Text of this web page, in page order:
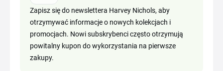
Zapisz się do newslettera Harvey Nichols, aby
otrzymywać informacje o nowych kolekcjach i
promocjach. Nowi subskrybenci często otrzymują
powitalny kupon do wykorzystania na pierwsze
zakupy.